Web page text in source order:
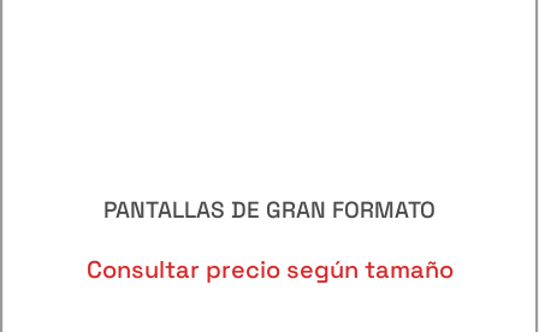
PANTALLAS DE GRAN FORMATO
Consultar precio según tamaño